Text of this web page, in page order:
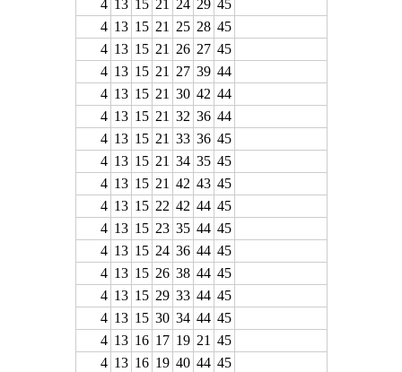
4 13 15 21 24 29 45
4 13 15 21 25 28 45
4 13 15 21 26 27 45
4 13 15 21 27 39 44
4 13 15 21 30 42 44
4 13 15 21 32 36 44
4 13 15 21 33 36 45
4 13 15 21 34 35 45
4 13 15 21 42 43 45
4 13 15 22 42 44 45
4 13 15 23 35 44 45
4 13 15 24 36 44 45
4 13 15 26 38 44 45
4 13 15 29 33 44 45
4 13 15 30 34 44 45
4 13 16 17 19 21 45
4 13 16 19 40 44 45